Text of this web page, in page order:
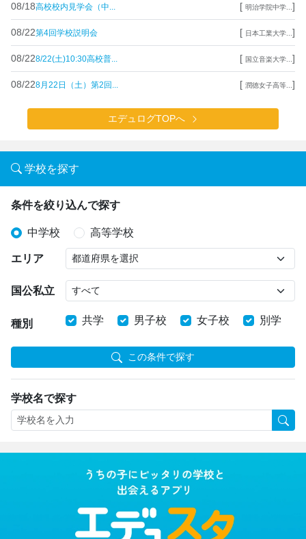
08/18高校校内見学会（中... [ 明治学院中学... ]
08/22第4回学校説明会 [ 日本工業大学... ]
08/228/22(土)10:30高校普... [ 国立音楽大学... ]
08/228月22日（土）第2回... [ 潤徳女子高等... ]
エデュログTOPへ
学校を探す
条件を絞り込んで探す
中学校 高等学校
エリア
国公私立
種別 共学 男子校 女子校 別学
この条件で探す
学校名で探す